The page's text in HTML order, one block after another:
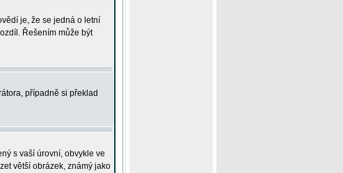
je, že se jedná o letní
Řešením může být
případně si překlad
s vaší úrovní, obvykle ve
větší obrázek, známý jako